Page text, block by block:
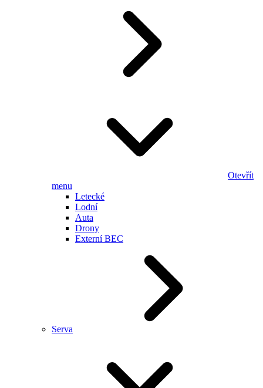
Otevřít
menu
Letecké
Lodní
Auta
Drony
Externí BEC
Serva